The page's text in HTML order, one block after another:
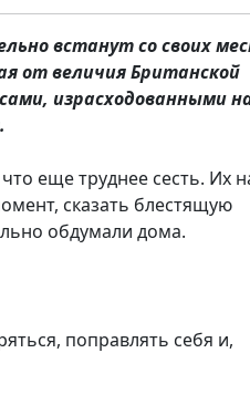
встанут со своих
от величия Британской
израсходованными
еще труднее сесть. Их
сказать блестящую
обдумали дома.
поправлять себя и,